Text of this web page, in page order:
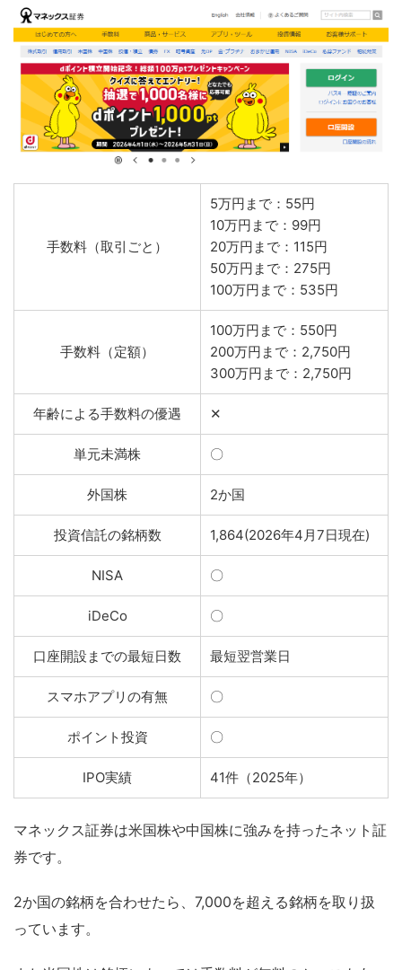
手数料（取引ごと）
5万円まで：55円
10万円まで：99円
20万円まで：115円
50万円まで：275円
100万円まで：535円
手数料（定額）
100万円まで：550円
200万円まで：2,750円
300万円まで：2,750円
年齢による手数料の優遇 ✕
単元未満株 〇
外国株 2か国
投資信託の銘柄数 1,864(2026年4月7日現在)
NISA 〇
iDeCo 〇
口座開設までの最短日数 最短翌営業日
スマホアプリの有無 〇
ポイント投資 〇
IPO実績 41件（2025年）
マネックス証券は米国株や中国株に強みを持ったネット証
券です。
2か国の銘柄を合わせたら、7,000を超える銘柄を取り扱
っています。